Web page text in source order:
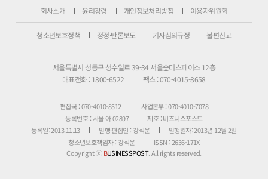
회사소개 윤리강령 개인정보처리방침 이용자위원회
청소년보호정책 정정·반론보도 기사심의규정 불편신고
서울특별시 성동구 성수일로 39-34 서울숲더스페이스 12층
대표전화 : 1800-6522
팩스 : 070-4015-8658
편집국 : 070-4010-8512
사업본부 : 070-4010-7078
등록번호 : 서울 아 02897
제호 : 비즈니스포스트
등록일: 2013.11.13
발행·편집인 : 강석운
발행일자: 2013년 12월 2일
청소년보호책임자 : 강석운
ISSN : 2636-171X
Copyright ⓒBUSINESSPOST. All rights reserved.